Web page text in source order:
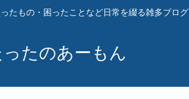
たもの・困ったことなど日常を綴る雑多ブログ
ったのあーもん